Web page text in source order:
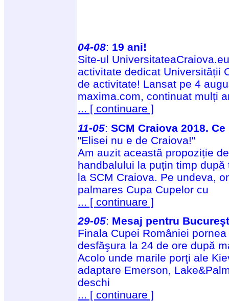
04-08: 19 ani!
Site-ul
activitate dedicat Universității
de activitate! Lansat pe 4
maxima.com, continuat mulți
... [ continuare ]
11-05: SCM Craiova 2018.
"Elisei nu e de Craiova!"
Am auzit această propoziție
handbalului la puțin timp
la SCM Craiova. Pe undeva,
palmares Cupa Cupelor cu
... [ continuare ]
29-05: Mesaj pentru
Finala Cupei României
desfăşura la 24 de ore după
Acolo unde marile porţi ale
adaptare Emerson,
deschi
... [ continuare ]